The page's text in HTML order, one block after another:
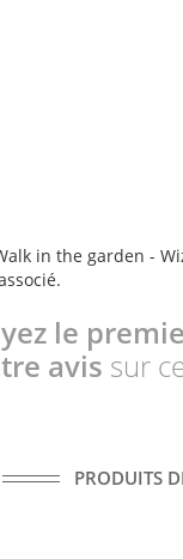
in the garden -
le
avis sur
PRODUITS